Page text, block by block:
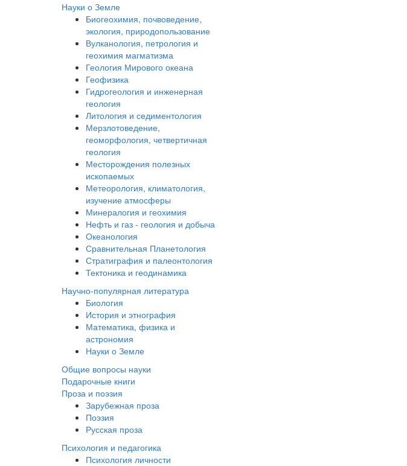
Науки о Земле
Биогеохимия, почвоведение,
экология, природопользование
Вулканология, петрология и
геохимия магматизма
Геология Мирового океана
Геофизика
Гидрогеология и инженерная
геология
Литология и седиментология
Мерзлотоведение,
геоморфология, четвертичная
геология
Месторождения полезных
ископаемых
Метеорология, климатология,
изучение атмосферы
Минералогия и геохимия
Нефть и газ - геология и добыча
Океанология
Сравнительная Планетология
Стратиграфия и палеонтология
Тектоника и геодинамика
Научно-популярная литература
Биология
История и этнография
Математика, физика и
астрономия
Науки о Земле
Общие вопросы науки
Подарочные книги
Проза и поэзия
Зарубежная проза
Поэзия
Русская проза
Психология и педагогика
Психология личности